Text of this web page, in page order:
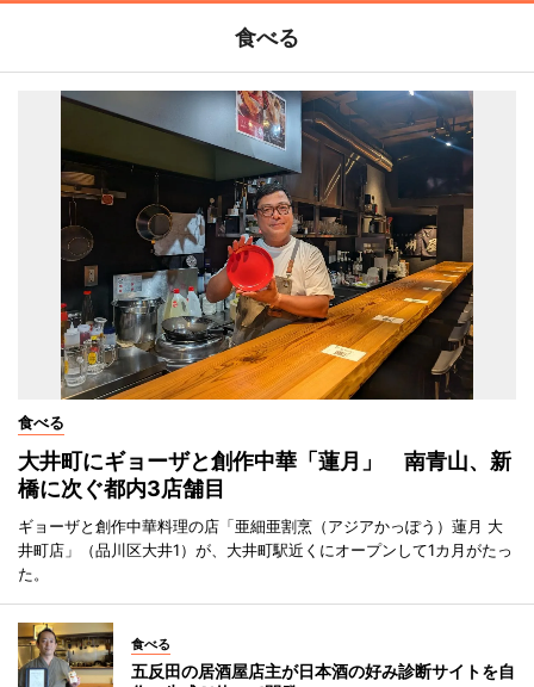
食べる
食べる
大井町にギョーザと創作中華「蓮月」 南青山、新
橋に次ぐ都内3店舗目
ギョーザと創作中華料理の店「亜細亜割烹（アジアかっぽう）蓮月 大
井町店」（品川区大井1）が、大井町駅近くにオープンして1カ月がたっ
た。
食べる
五反田の居酒屋店主が日本酒の好み診断サイトを自